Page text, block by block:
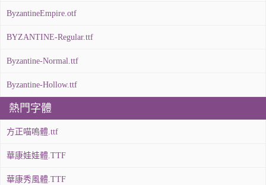
ByzantineEmpire.otf
BYZANTINE-Regular.ttf
Byzantine-Normal.ttf
Byzantine-Hollow.ttf
熱門字體
方正喵嗚體.ttf
華康娃娃體.TTF
華康秀風體.TTF